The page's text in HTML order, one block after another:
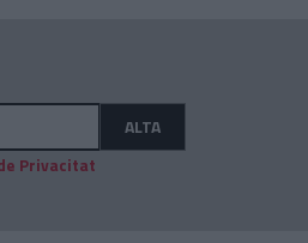
ALTA
Privacitat